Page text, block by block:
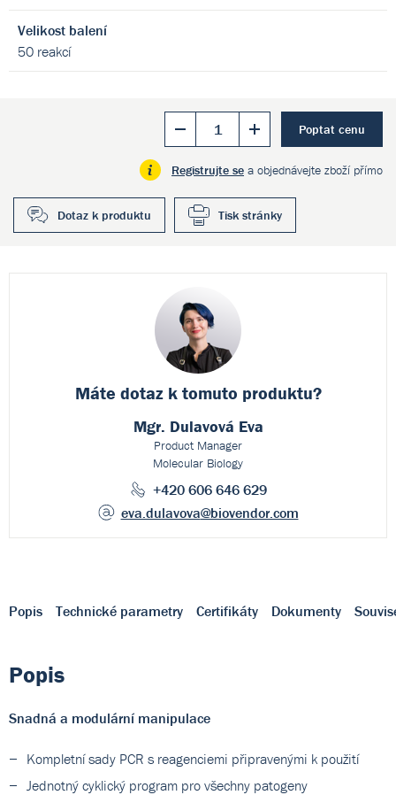
Velikost balení
50 reakcí
Poptat cenu
Registrujte se a objednávejte zboží přímo
Dotaz k produktu Tisk stránky
Máte dotaz k tomuto produktu?
Mgr. Dulavová Eva
Product Manager
Molecular Biology
+420 606 646 629
eva.dulavova@biovendor.com
Popis Technické parametry Certifikáty Dokumenty
Popis
Snadná a modulární manipulace
Kompletní sady PCR s reagenciemi připravenými k použití
Jednotný cyklický program pro všechny patogeny